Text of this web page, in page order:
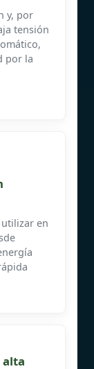
y, por
tensión
por la
utilizar en
alta